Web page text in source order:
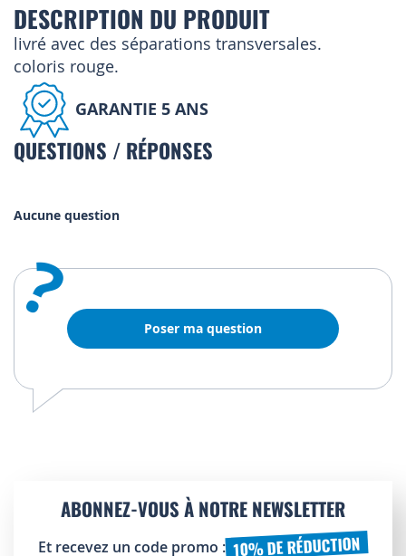
DESCRIPTION DU PRODUIT
livré avec des séparations transversales.
coloris rouge.
GARANTIE 5 ANS
QUESTIONS / RÉPONSES
Aucune question
? Poser ma question
ABONNEZ-VOUS À NOTRE NEWSLETTER
Et recevez un code promo : 10% DE RÉDUCTION